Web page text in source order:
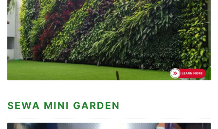
SEWA MINI GARDEN